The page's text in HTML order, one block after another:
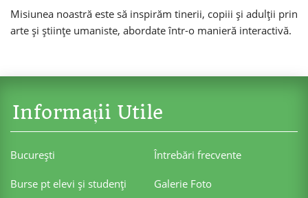
Misiunea noastră este să inspirăm tinerii, copiii și adulții prin
arte și științe umaniste, abordate într-o manieră interactivă.
Informații Utile
Bucureşti Întrebări frecvente
Burse pt elevi şi studenţi Galerie Foto